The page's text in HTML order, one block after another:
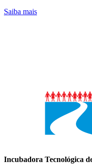
Saiba mais
Incubadora Tecnológica